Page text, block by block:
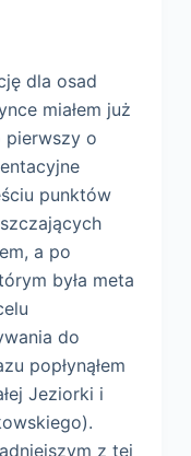
dla osad
miałem już
pierwszy o
punktów
a po
była meta
do
popłynąłem
Jeziorki i
z tej